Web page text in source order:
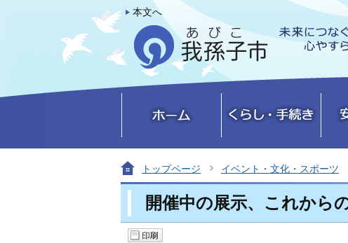
本文へ
トップページ イベント・文化・スポーツ
開催中の展示、これから